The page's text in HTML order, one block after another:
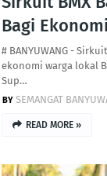
Bagi
# BANYUWANG -
ekonomi warga lokal
Sup…
SEMANGAT
READ MORE »